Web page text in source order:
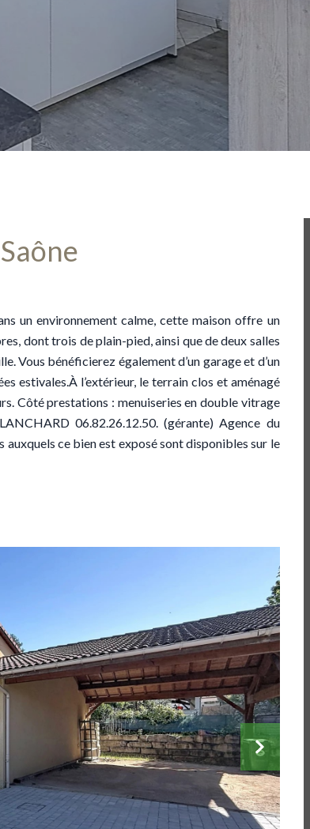
un environnement calme, cette maison offre un
dont trois de plain-pied, ainsi que de deux salles
Vous bénéficierez également d’un garage et d’un
estivales.À l’extérieur, le terrain clos et aménagé
Côté prestations : menuiseries en double vitrage
06.82.26.12.50. (gérante) Agence du
ce bien est exposé sont disponibles sur le